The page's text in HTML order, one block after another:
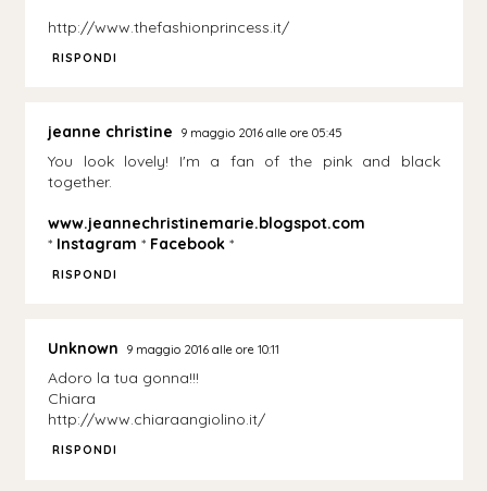
http://www.thefashionprincess.it/
RISPONDI
jeanne christine 9 maggio 2016 alle ore 05:45
You look lovely! I'm a fan of the pink and black
together.
www.jeannechristinemarie.blogspot.com
* Instagram * Facebook *
RISPONDI
Unknown 9 maggio 2016 alle ore 10:11
Adoro la tua gonna!!!
Chiara
http://www.chiaraangiolino.it/
RISPONDI